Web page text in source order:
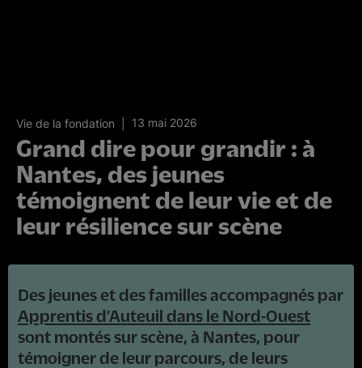
Vie de la fondation 13 mai 2026
Grand dire pour grandir : à
Nantes, des jeunes
témoignent de leur vie et de
leur résilience sur scène
Des jeunes et des familles accompagnés par
Apprentis d’Auteuil dans le Nord-Ouest
sont montés sur scène, à Nantes, pour
témoigner de leur parcours, de leurs